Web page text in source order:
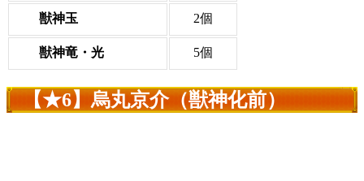
獣神玉 2個
獣神竜・光 5個
【★6】烏丸京介（獣神化前）